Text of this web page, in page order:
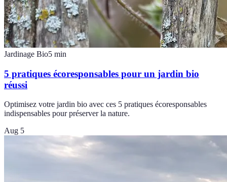
Jardinage Bio5 min
5 pratiques écoresponsables pour un jardin bio
réussi
Optimisez votre jardin bio avec ces 5 pratiques écoresponsables
indispensables pour préserver la nature.
Aug 5